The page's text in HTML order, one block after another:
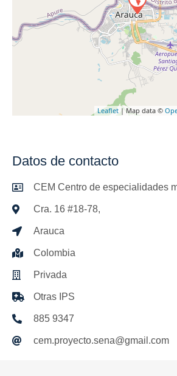
Leaflet | Map data ©
Datos de contacto
CEM Centro de especialidades
Cra. 16 #18-78,
Arauca
Colombia
Privada
Otras IPS
885 9347
cem.proyecto.sena@gmail.com